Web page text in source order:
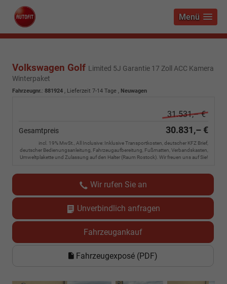
Menü
Volkswagen Golf Limited 5J Garantie 17 Zoll ACC Kamera
Winterpaket
Fahrzeugnr.: 881924 , Lieferzeit 7-14 Tage , Neuwagen
31.531,– €
Gesamtpreis 30.831,– €
incl. 19% MwSt., All Inclusive: Inklusive Transportkosten, deutscher KFZ Brief,
deutscher Bedienungsanleitung, Fahrzeugaufbereitung, Fußmatten, Verbandskasten,
Umweltplakette und Zulassung auf den Halter (Raum Rostock). Wir freuen uns auf Sie!
Wir rufen Sie an
Unverbindlich anfragen
Fahrzeugankauf
Fahrzeugexposé (PDF)